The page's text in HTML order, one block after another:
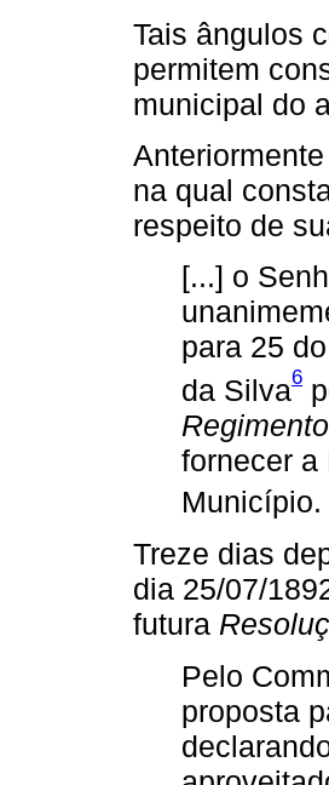
Tais ângulos
permitem
municipal do
na qual
respeito de
[...] o
para 25
da Silva6
fornecer a
Município.
Treze dias
dia 25/07/
futura
Pelo
proposta